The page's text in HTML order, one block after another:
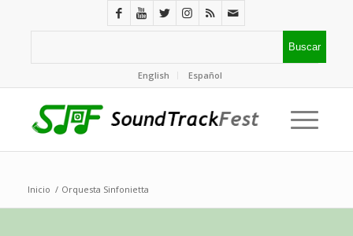
English Español
Inicio / Orquesta Sinfonietta